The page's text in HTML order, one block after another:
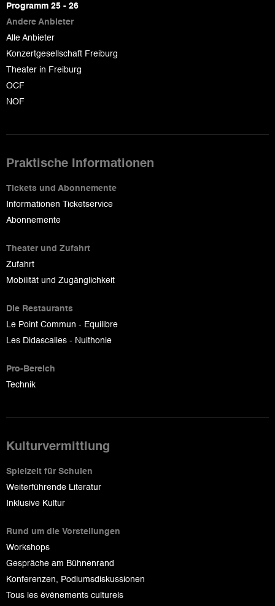
Programm 25 - 26
Andere Anbieter
Alle Anbieter
Konzertgesellschaft Freiburg
Theater in Freiburg
OCF
NOF
Praktische Informationen
Tickets und Abonnemente
Informationen Ticketservice
Abonnemente
Theater und Zufahrt
Zufahrt
Mobilität und Zugänglichkeit
Die Restaurants
Le Point Commun - Equilibre
Les Didascalies - Nuithonie
Pro-Bereich
Technik
Kulturvermittlung
Spielzeit für Schulen
Weiterführende Literatur
Inklusive Kultur
Rund um die Vorstellungen
Workshops
Gespräche am Bühnenrand
Konferenzen, Podiumsdiskussionen
Tous les événements culturels